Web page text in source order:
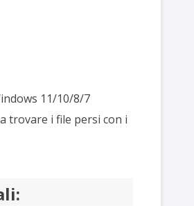
11/10/8/7
trovare i file persi con i